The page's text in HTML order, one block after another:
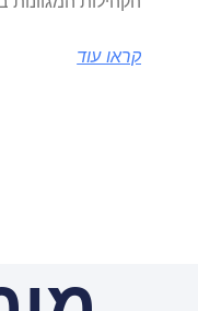
קראו עוד